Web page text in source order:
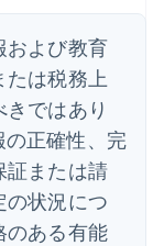
および教育
は税務上
ではあり
の正確性、完
証または請
の状況につ
のある有能